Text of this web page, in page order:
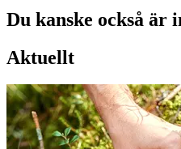
Du kanske också är
Aktuellt